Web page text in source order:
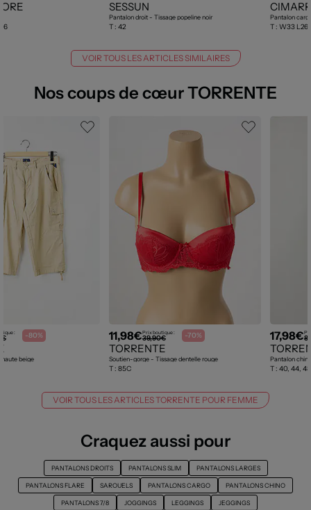
SESSUN
Pantalon droit - Tissage popeline noir
T : 42
Pantalon
T : W33 L26
VOIR TOUS LES ARTICLES SIMILAIRES
Nos coups de cœur TORRENTE
: -80%
beige
11,98€Prix boutique :
39,90€ -70%
TORRENTE
Soutien-gorge - Tissage dentelle rouge
T : 85C
17,98€
T : 40, 44, 48
VOIR TOUS LES ARTICLES TORRENTE POUR FEMME
Craquez aussi pour
PANTALONS DROITS PANTALONS SLIM PANTALONS LARGES
PANTALONS FLARE SAROUELS PANTALONS CARGO PANTALONS CHINO
PANTALONS 7/8 JOGGINGS LEGGINGS JEGGINGS